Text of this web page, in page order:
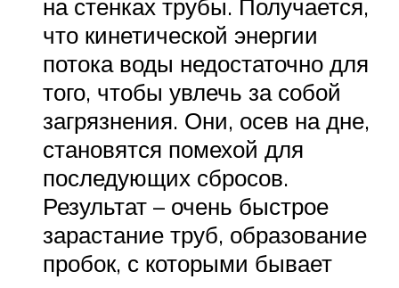
на стенках трубы. Получается,
что кинетической энергии
потока воды недостаточно для
того, чтобы увлечь за собой
загрязнения. Они, осев на дне,
становятся помехой для
последующих сбросов.
Результат – очень быстрое
зарастание труб, образование
пробок, с которыми бывает